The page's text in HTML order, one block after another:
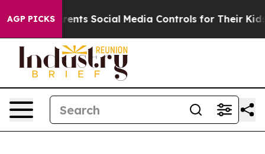
AGP PICKS
Parents Social Media Controls for Their Kids.